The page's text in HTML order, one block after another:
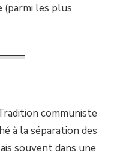
(parmi les plus
communiste
à la séparation des
souvent dans une